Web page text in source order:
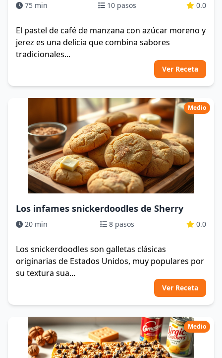
75 min 10 pasos 0.0
El pastel de café de manzana con azúcar moreno y
jerez es una delicia que combina sabores
tradicionales...
Ver Receta
Medio
Los infames snickerdoodles de Sherry
20 min 8 pasos 0.0
Los snickerdoodles son galletas clásicas
originarias de Estados Unidos, muy populares por
su textura sua...
Ver Receta
Medio